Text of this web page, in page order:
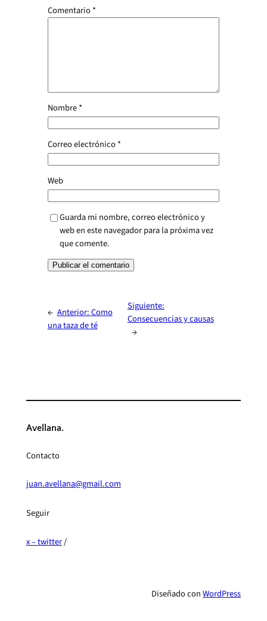
Comentario*
Nombre*
Correo electrónico*
Web
Guarda mi nombre, correo electrónico y
web en este navegador para la próxima vez
que comente.
← Anterior:Como
una taza de té
Siguiente:
Consecuencias y causas
→
Avellana.
Contacto
juan.avellana@gmail.com
Seguir
x – twitter/
Diseñado conWordPress